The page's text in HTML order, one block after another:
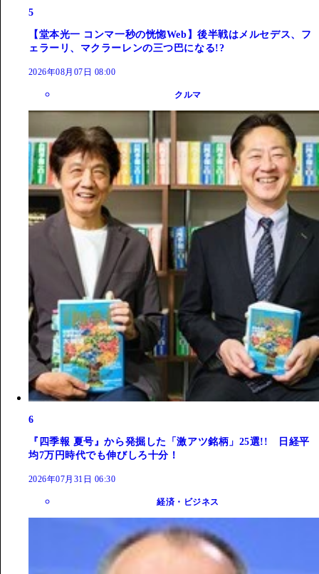
5
【堂本光一 コンマ一秒の恍惚Web】後半戦はメルセデス、フ
ェラーリ、マクラーレンの三つ巴になる!?
2026年08月07日 08:00
クルマ
6
『四季報 夏号』から発掘した「激アツ銘柄」25選!! 日経平
均7万円時代でも伸びしろ十分！
2026年07月31日 06:30
経済・ビジネス